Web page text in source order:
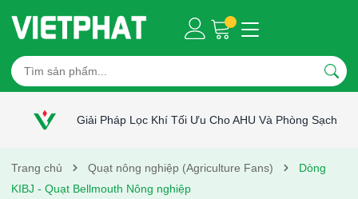
Giải Pháp Lọc Khí Tối Ưu Cho AHU Và Phòng Sạch
Trang chủ Quạt nông nghiệp (Agriculture Fans)
Dòng
KIBJ - Quạt Bellmouth Nông nghiệp